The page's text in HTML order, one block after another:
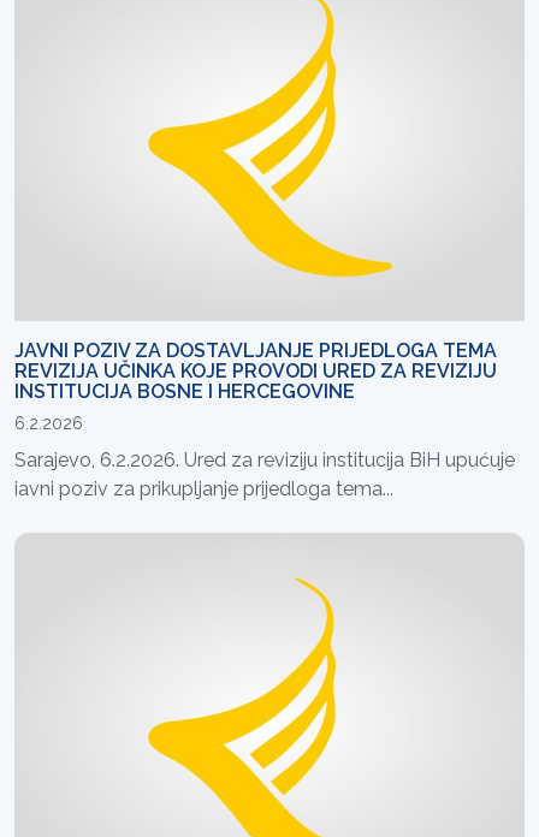
JAVNI POZIV ZA DOSTAVLJANJE PRIJEDLOGA TEMA
REVIZIJA UČINKA KOJE PROVODI URED ZA REVIZIJU
INSTITUCIJA BOSNE I HERCEGOVINE
6.2.2026
Sarajevo, 6.2.2026. Ured za reviziju institucija BiH upućuje
javni poziv za prikupljanje prijedloga tema...